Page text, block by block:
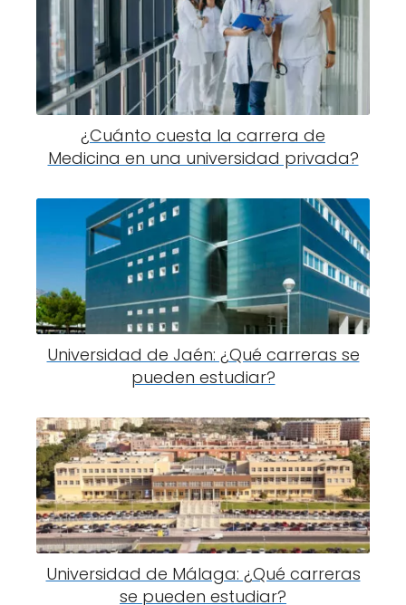
¿Cuánto cuesta la carrera de
Medicina en una universidad privada?
Universidad de Jaén: ¿Qué carreras se
pueden estudiar?
Universidad de Málaga: ¿Qué carreras
se pueden estudiar?